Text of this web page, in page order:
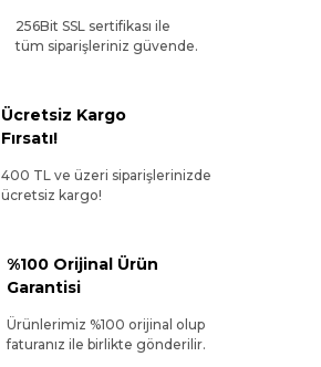
256Bit SSL sertifikası ile
tüm siparişleriniz güvende.
Ücretsiz Kargo
Fırsatı!
400 TL ve üzeri siparişlerinizde
ücretsiz kargo!
%100 Orijinal Ürün
Garantisi
Ürünlerimiz %100 orijinal olup
faturanız ile birlikte gönderilir.